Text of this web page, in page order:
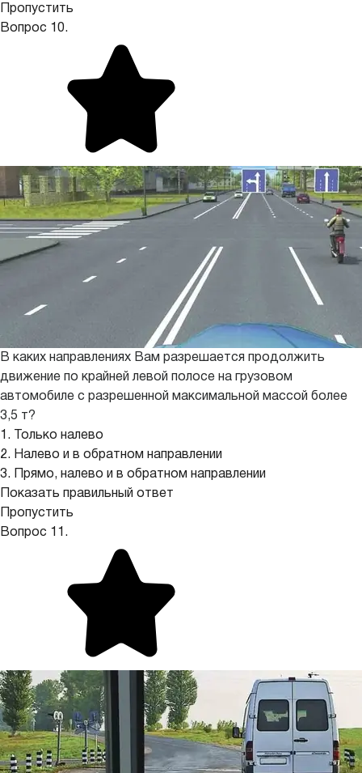
Пропустить
Вопрос 10.
В каких направлениях Вам разрешается продолжить
движение по крайней левой полосе на грузовом
автомобиле с разрешенной максимальной массой более
3,5 т?
1. Только налево
2. Налево и в обратном направлении
3. Прямо, налево и в обратном направлении
Показать правильный ответ
Пропустить
Вопрос 11.